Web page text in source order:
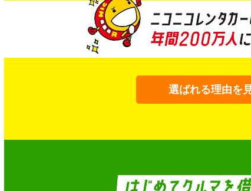
選ばれる理由を